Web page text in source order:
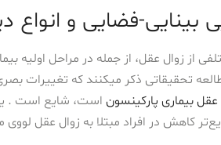
بینایی-فضایی و انواع
از زوال عقل، از جمله در مراحل اولیه
تحقیقاتی ذکر میکنند که تغییرات
عقل بیماری پارکینسون است، شایع است .
کاهش در افراد مبتلا به زوال عقل